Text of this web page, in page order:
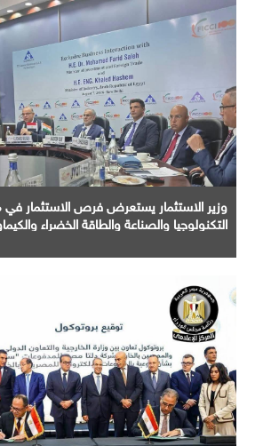
وزير الاستثمار يستعرض فرص الاستثمار
التكنولوجيا والصناعة والطاقة الخضراء